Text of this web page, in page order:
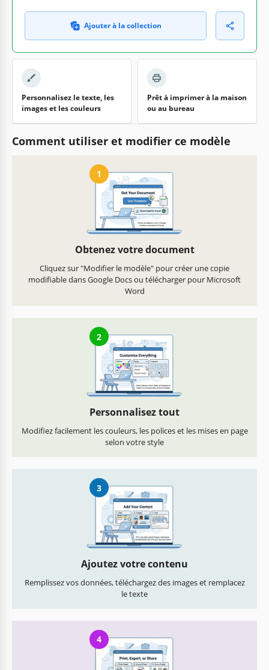
Ajouter à la collection
Personnalisez le texte, les
images et les couleurs
Prêt à imprimer à la maison
ou au bureau
Comment utiliser et modifier ce modèle
1
Obtenez votre document
Cliquez sur "Modifier le modèle" pour créer une copie
modifiable dans Google Docs ou télécharger pour Microsoft
Word
2
Personnalisez tout
Modifiez facilement les couleurs, les polices et les mises en page
selon votre style
3
Ajoutez votre contenu
Remplissez vos données, téléchargez des images et remplacez
le texte
4